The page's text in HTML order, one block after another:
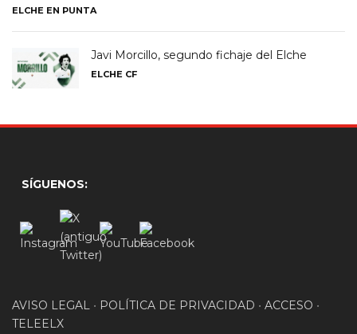
ELCHE EN PUNTA
Javi Morcillo, segundo fichaje del Elche
ELCHE CF
SÍGUENOS:
AVISO LEGAL • POLÍTICA DE PRIVACIDAD • ACCESO •
TELEELX